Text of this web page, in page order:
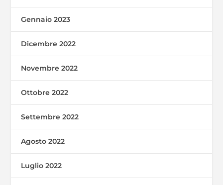
Gennaio 2023
Dicembre 2022
Novembre 2022
Ottobre 2022
Settembre 2022
Agosto 2022
Luglio 2022